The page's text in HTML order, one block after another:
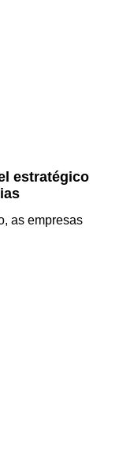
estratégico
as empresas